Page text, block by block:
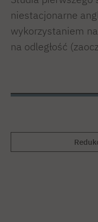
niestacjonarne
wykorzystaniem
na odległość